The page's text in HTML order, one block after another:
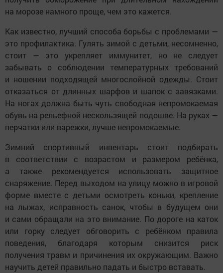
на морозе намного проще, чем это кажется.
Как известно, лучший способа борьбы с проблемами —
это профилактика. Гулять зимой с детьми, несомненно,
стоит — это укрепляет иммунитет, но не следует
забывать о соблюдении температурных требований
и ношении подходящей многослойной одежды. Стоит
отказаться от длинных шарфов и шапок с завязками.
На ногах должна быть чуть свободная непромокаемая
обувь на рельефной нескользящей подошве. На руках —
перчатки или варежки, лучше непромокаемые.
Зимний спортивный инвентарь стоит подбирать
в соответствии с возрастом и размером ребёнка,
а также рекомендуется использовать защитное
снаряжение. Перед выходом на улицу можно в игровой
форме вместе с детьми осмотреть коньки, крепление
на лыжах, исправность санок, чтобы в будущем они
и сами обращали на это внимание. По дороге на каток
или горку следует обговорить с ребёнком правила
поведения, благодаря которым снизится риск
получения травм и причинения их окружающим. Важно
научить детей правильно падать и быстро вставать.